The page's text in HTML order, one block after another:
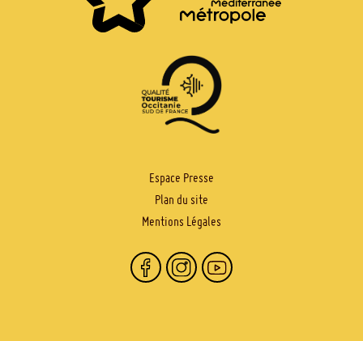
Espace Presse
Plan du site
Mentions Légales